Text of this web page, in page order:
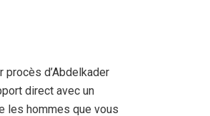
d’Abdelkader
direct avec un
les hommes que vous